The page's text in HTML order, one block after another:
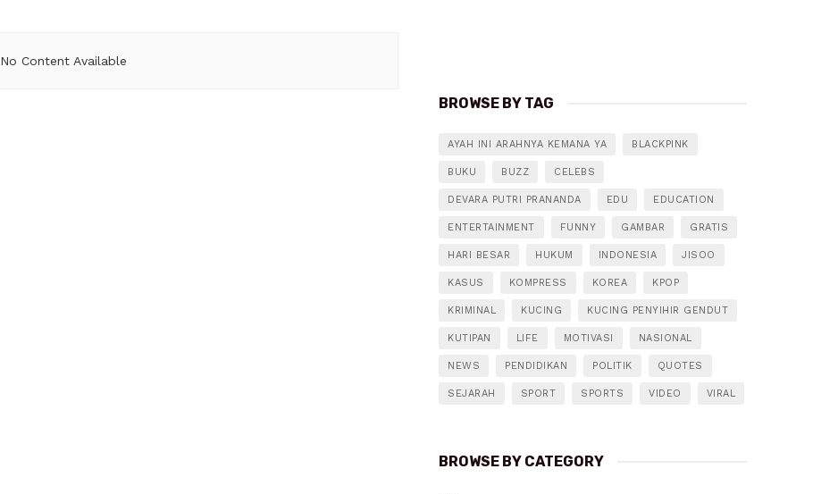
No Content Available
BROWSE BY TAG
AYAH INI ARAHNYA KEMANA YA BLACKPINK
BUKU BUZZ CELEBS
DEVARA PUTRI PRANANDA EDU EDUCATION
ENTERTAINMENT FUNNY GAMBAR GRATIS
HARI BESAR HUKUM INDONESIA JISOO
KASUS KOMPRESS KOREA KPOP
KRIMINAL KUCING KUCING PENYIHIR GENDUT
KUTIPAN LIFE MOTIVASI NASIONAL
NEWS PENDIDIKAN POLITIK QUOTES
SEJARAH SPORT SPORTS VIDEO VIRAL
BROWSE BY CATEGORY